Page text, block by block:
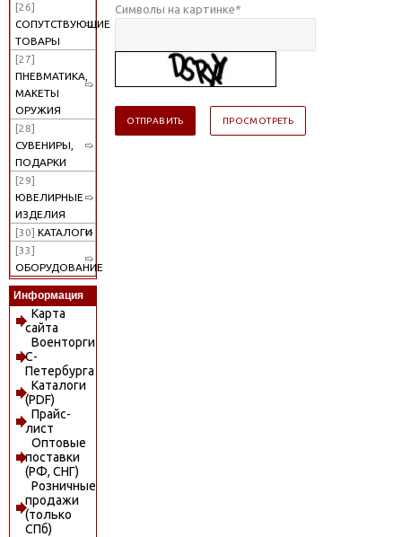
[26]
СОПУТСТВУЮЩИЕ
ТОВАРЫ
[27]
ПНЕВМАТИКА,
МАКЕТЫ
ОРУЖИЯ
[28]
СУВЕНИРЫ,
ПОДАРКИ
[29]
ЮВЕЛИРНЫЕ
ИЗДЕЛИЯ
[30] КАТАЛОГИ
[33]
ОБОРУДОВАНИЕ
Информация
Карта
сайта
Военторги
С-
Петербурга
Каталоги
(PDF)
Прайс-
лист
Оптовые
поставки
(РФ, СНГ)
Розничные
продажи
(только
СПб)
Символы на картинке*